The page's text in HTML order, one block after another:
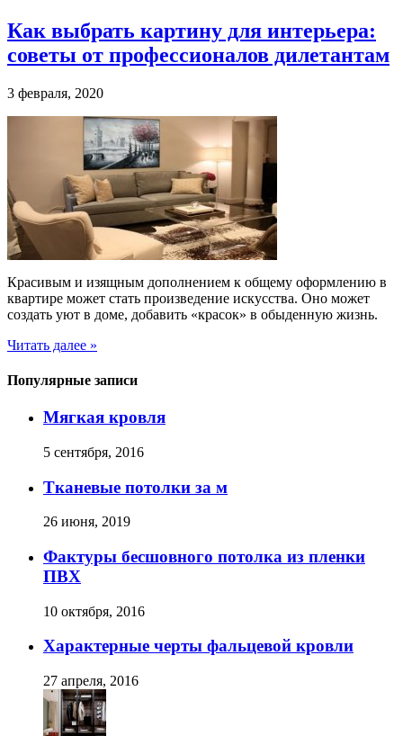
Как выбрать картину для интерьера:
советы от профессионалов дилетантам
3 февраля, 2020
Красивым и изящным дополнением к общему оформлению в
квартире может стать произведение искусства. Оно может
создать уют в доме, добавить «красок» в обыденную жизнь.
Читать далее »
Популярные записи
Мягкая кровля
5 сентября, 2016
Тканевые потолки за м
26 июня, 2019
Фактуры бесшовного потолка из пленки
ПВХ
10 октября, 2016
Характерные черты фальцевой кровли
27 апреля, 2016